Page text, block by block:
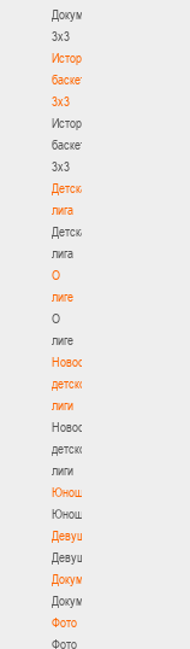
Документы
3х3
История
баскетбола
3х3
История
баскетбола
3х3
Детская
лига
Детская
лига
О
лиге
О
лиге
Новости
детской
лиги
Новости
детской
лиги
Юноши
Юноши
Девушки
Девушки
Документы
Документы
Фото
Фото